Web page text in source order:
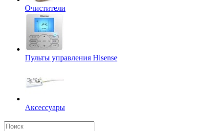
Очистители
Пульты управления Hisense
Аксессуары